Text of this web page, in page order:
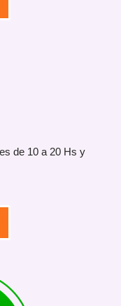
de 10 a 20 Hs y